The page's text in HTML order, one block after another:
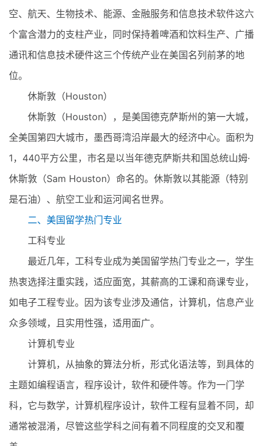
空、航天、生物技术、能源、金融服务和信息技术软件这六
个富含潜力的支柱产业，同时保持着啤酒和饮料生产、广播
通讯和信息技术硬件这三个传统产业在美国名列前茅的地
位。
休斯敦（Houston）
休斯敦（Houston），是美国德克萨斯州的第一大城，
全美国第四大城市，墨西哥湾沿岸最大的经济中心。面积为
1，440平方公里，市名是以当年德克萨斯共和国总统山姆·
休斯敦（Sam Houston）命名的。休斯敦以其能源（特别
是石油）、航空工业和运河闻名世界。
二、美国留学热门专业
工科专业
最近几年，工科专业成为美国留学热门专业之一，学生
热衷选择注重实践，适应面宽，其薪高的工课和商课专业，
如电子工程专业。因为该专业涉及通信，计算机，信息产业
众多领域，且实用性强，适用面广。
计算机专业
计算机，从抽象的算法分析，形式化语法等，到具体的
主题如编程语言，程序设计，软件和硬件等。作为一门学
科，它与数学，计算机程序设计，软件工程有显着不同，却
通常被混淆，尽管这些学科之间有着不同程度的交叉和覆